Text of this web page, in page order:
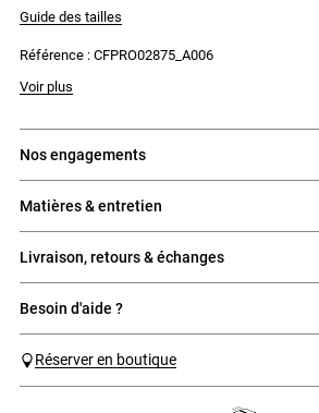
- Col tailleur contrastant
- Broderie Claudie contrastée
- Lien à nouer à la taille
Guide des tailles
Référence : CFPRO02875_A006
Voir plus
nos engagements
matières & entretien
livraison, retours & échanges
besoin d'aide ?
Réserver en boutique